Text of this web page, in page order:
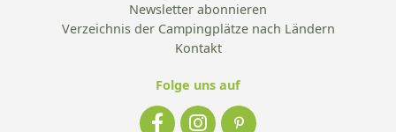
Newsletter abonnieren
Verzeichnis der Campingplätze nach Ländern
Kontakt
Folge uns auf